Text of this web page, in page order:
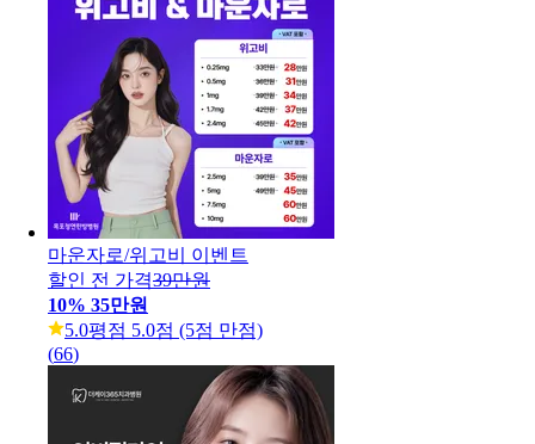
마운자로/위고비 이벤트
할인 전 가격39만원
10% 35만원
5.0평점 5.0점 (5점 만점)
(66)